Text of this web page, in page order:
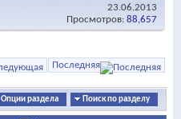
23.06.2013
Просмотров: 88,657
Последняя
Опции раздела Поиск по разделу